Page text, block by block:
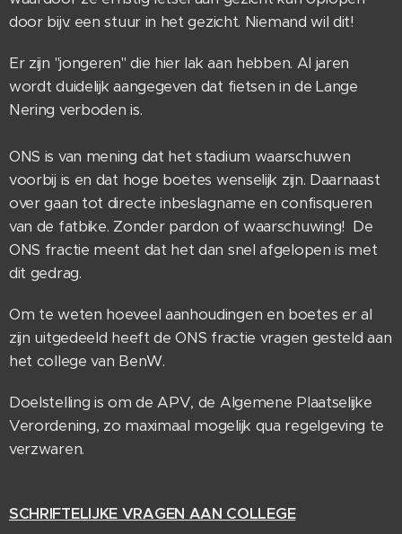
door bijv. een stuur in het gezicht. Niemand wil dit!
Er zijn "jongeren" die hier lak aan hebben. Al jaren
wordt duidelijk aangegeven dat fietsen in de Lange
Nering verboden is.
ONS is van mening dat het stadium waarschuwen
voorbij is en dat hoge boetes wenselijk zijn. Daarnaast
over gaan tot directe inbeslagname en confisqueren
van de fatbike. Zonder pardon of waarschuwing! De
ONS fractie meent dat het dan snel afgelopen is met
dit gedrag.
Om te weten hoeveel aanhoudingen en boetes er al
zijn uitgedeeld heeft de ONS fractie vragen gesteld aan
het college van BenW.
Doelstelling is om de APV, de Algemene Plaatselijke
Verordening, zo maximaal mogelijk qua regelgeving te
verzwaren.
SCHRIFTELIJKE VRAGEN AAN COLLEGE